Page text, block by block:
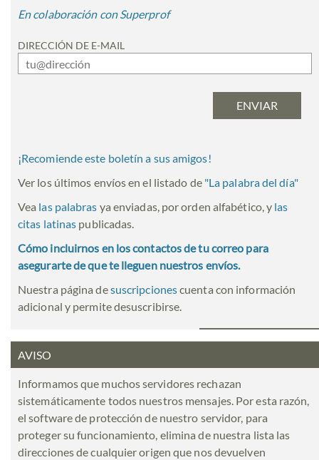
En colaboración con Superprof
DIRECCIÓN DE E-MAIL
¡Recomiende este boletín a sus amigos!
Ver los últimos envíos en el listado de "La palabra del día"
Vea las palabras ya enviadas, por orden alfabético, y las
citas latinas publicadas.
Cómo incluirnos en los contactos de tu correo para
asegurarte de que te lleguen nuestros envíos.
Nuestra página desuscripcionescuenta con información
adicional y permite desuscribirse.
AVISO
Informamos que muchos servidores rechazan
sistemáticamente todos nuestros mensajes. Por esta razón,
el software de protección de nuestro servidor, para
proteger su funcionamiento, elimina de nuestra lista las
direcciones de cualquier origen que nos devuelven